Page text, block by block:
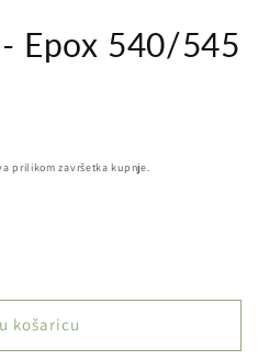
Epox 540/545
prilikom završetka kupnje.
košaricu